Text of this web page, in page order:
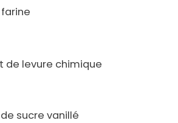
de levure chimique
sucre vanillé